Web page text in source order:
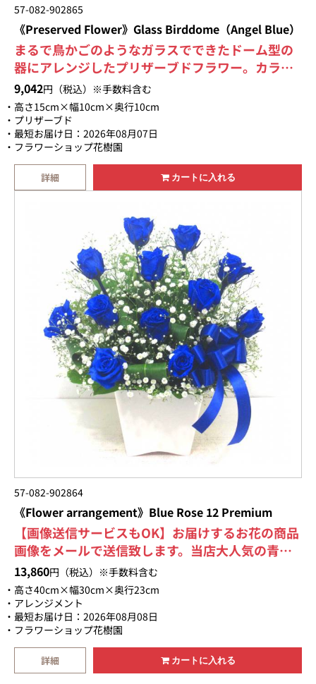
57-082-902865
《Preserved Flower》Glass Birddome（Angel Blue）
まるで鳥かごのようなガラスでできたドーム型の
器にアレンジしたプリザーブドフラワー。カラー
バリエーションも豊富なので是非あなたにぴった
りな色を見つけて下さいね！ギフト専用BOXに入
れて綺麗に美しくラッピング致します。数量限定
販売のため、売り切れ次第、販売終了となりま
す。ご注文はお早めに！【画像送信サービスも
OK】お届けするお花の商品画像をメールで送信致
します。
9,042円（税込）※手数料含む
高さ15cm×幅10cm×奥行10cm
プリザーブド
最短お届け日：2026年08月07日
フラワーショップ花樹園
詳細 カートに入れる
57-082-902864
《Flower arrangement》Blue Rose 12 Premium
【画像送信サービスもOK】お届けするお花の商品
画像をメールで送信致します。当店大人気の青い
バラとかすみ草の上品で神秘的なアレンジメン
ト。さまざまな意味を込めて…〈12本のバラの意
味とは、１ダース＝12本のバラのこと。欧米にお
いて1ダースの花束を大切な人に贈ることで幸せに
なれるとされている習慣です。「感謝・誠実・幸
福・信頼・希望・愛情・情熱・真実・尊敬・栄
光・努力・永遠」を象徴しています。〉【即日発
13,860円（税込）※手数料含む
高さ40cm×幅30cm×奥行23cm
アレンジメント
最短お届け日：2026年08月08日
フラワーショップ花樹園
詳細 カートに入れる